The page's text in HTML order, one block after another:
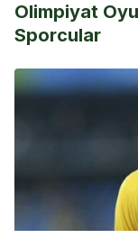
Olimpiyat
Sporcular